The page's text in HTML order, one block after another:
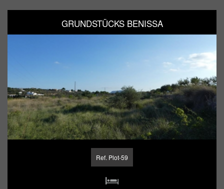
GRUNDSTÜCKS BENISSA
Ref. Plot-59